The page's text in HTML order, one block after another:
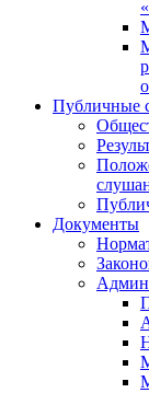
Публичные
Документы